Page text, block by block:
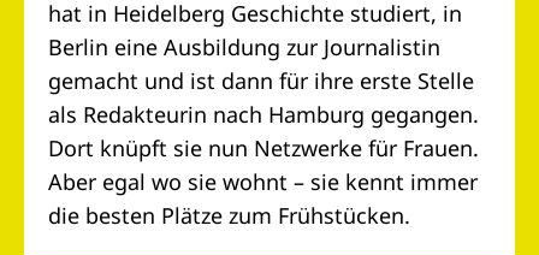
hat in Heidelberg Geschichte studiert, in
Berlin eine Ausbildung zur Journalistin
gemacht und ist dann für ihre erste Stelle
als Redakteurin nach Hamburg gegangen.
Dort knüpft sie nun Netzwerke für Frauen.
Aber egal wo sie wohnt – sie kennt immer
die besten Plätze zum Frühstücken.